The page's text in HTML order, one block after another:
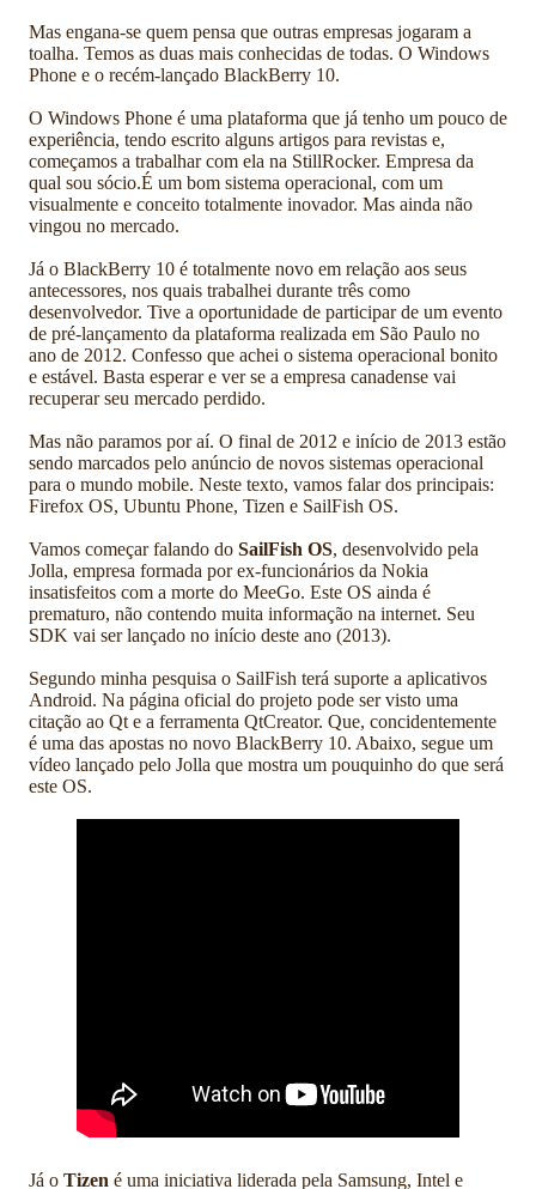
Mas engana-se quem pensa que outras empresas jogaram a
toalha. Temos as duas mais conhecidas de todas. O Windows
Phone e o recém-lançado BlackBerry 10.
O Windows Phone é uma plataforma que já tenho um pouco de
experiência, tendo escrito alguns artigos para revistas e,
começamos a trabalhar com ela na StillRocker. Empresa da
qual sou sócio.É um bom sistema operacional, com um
visualmente e conceito totalmente inovador. Mas ainda não
vingou no mercado.
Já o BlackBerry 10 é totalmente novo em relação aos seus
antecessores, nos quais trabalhei durante três como
desenvolvedor. Tive a oportunidade de participar de um evento
de pré-lançamento da plataforma realizada em São Paulo no
ano de 2012. Confesso que achei o sistema operacional bonito
e estável. Basta esperar e ver se a empresa canadense vai
recuperar seu mercado perdido.
Mas não paramos por aí. O final de 2012 e início de 2013 estão
sendo marcados pelo anúncio de novos sistemas operacional
para o mundo mobile. Neste texto, vamos falar dos principais:
Firefox OS, Ubuntu Phone, Tizen e SailFish OS.
Vamos começar falando do SailFish OS, desenvolvido pela
Jolla, empresa formada por ex-funcionários da Nokia
insatisfeitos com a morte do MeeGo. Este OS ainda é
prematuro, não contendo muita informação na internet. Seu
SDK vai ser lançado no início deste ano (2013).
Segundo minha pesquisa o SailFish terá suporte a aplicativos
Android. Na página oficial do projeto pode ser visto uma
citação ao Qt e a ferramenta QtCreator. Que, concidentemente
é uma das apostas no novo BlackBerry 10. Abaixo, segue um
vídeo lançado pelo Jolla que mostra um pouquinho do que será
este OS.
Já o Tizen é uma iniciativa liderada pela Samsung, Intel e